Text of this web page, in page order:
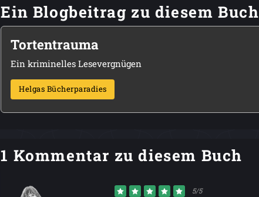
Ein Blogbeitrag zu diesem Buch
Tortentrauma
Ein kriminelles Lesevergnügen
Helgas Bücherparadies
1 Kommentar zu diesem Buch
5/5